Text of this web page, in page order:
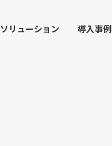
ソリューション 導入事例